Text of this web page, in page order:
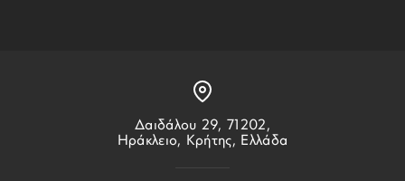
Δαιδάλου 29, 71202,
Ηράκλειο, Κρήτης, Ελλάδα